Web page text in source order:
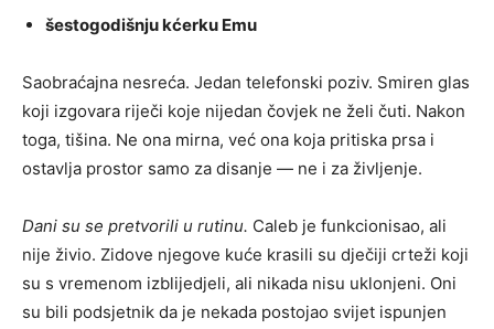
šestogodišnju kćerku Emu
Saobraćajna nesreća. Jedan telefonski poziv. Smiren glas
koji izgovara riječi koje nijedan čovjek ne želi čuti. Nakon
toga, tišina. Ne ona mirna, već ona koja pritiska prsa i
ostavlja prostor samo za disanje — ne i za življenje.
Dani su se pretvorili u rutinu. Caleb je funkcionisao, ali
nije živio. Zidove njegove kuće krasili su dječiji crteži koji
su s vremenom izblijedjeli, ali nikada nisu uklonjeni. Oni
su bili podsjetnik da je nekada postojao svijet ispunjen